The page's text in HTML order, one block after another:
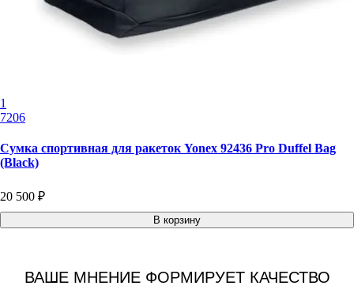
1
7206
Сумка спортивная для ракеток Yonex 92436 Pro Duffel Bag
(Black)
20 500 ₽
В корзину
ВАШЕ МНЕНИЕ ФОРМИРУЕТ КАЧЕСТВО